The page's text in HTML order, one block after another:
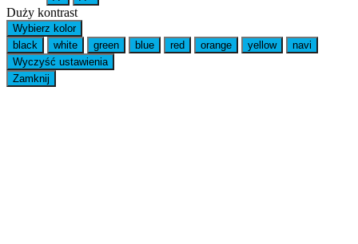
Duży kontrast
Wybierz kolor
black
white green blue red orange yellow
navi
Wyczyść ustawienia
Zamknij